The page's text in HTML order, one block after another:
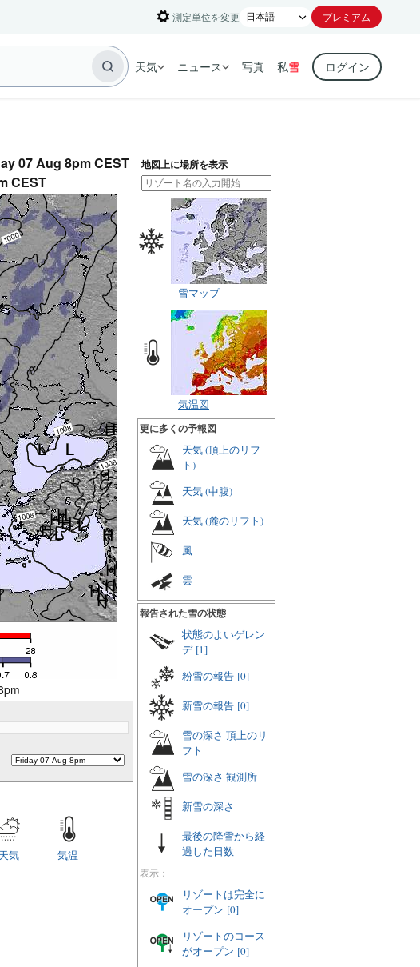
測定単位を変更 プレミアム
天気 ニュース 写真 私雪 ログイン
07 Aug 8pm CEST
CEST
気温
天気
地図上に場所を表示
雪マップ
気温図
更に多くの予報図
天気 (頂上のリフ
ト)
天気 (中腹)
天気 (麓のリフト)
風
雲
報告された雪の状態
状態のよいゲレン
デ [1]
粉雪の報告 [0]
新雪の報告 [0]
雪の深さ 頂上のリ
フト
雪の深さ 観測所
新雪の深さ
最後の降雪から経
過した日数
表示：
リゾートは完全に
オープン [0]
リゾートのコース
がオープン [0]